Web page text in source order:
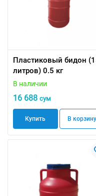
Пластиковый бидон
литров) 0.5 кг
В наличии
16 688 сум
Купить В корзину